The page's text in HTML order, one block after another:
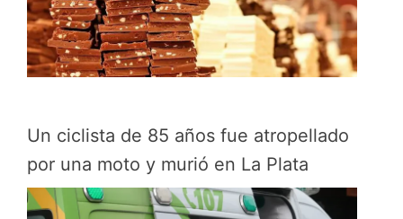
Un ciclista de 85 años fue atropellado
por una moto y murió en La Plata